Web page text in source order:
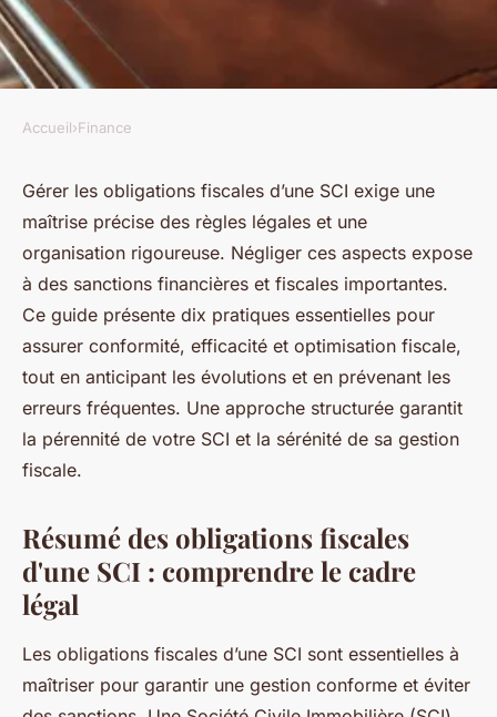
Top 10 pratiques
recommandées pour gérer les
obligations fiscales d'une sci
Julie•9 janvier 2026•13 min de lecture
Accueil›Finance
Gérer les obligations fiscales d’une SCI exige une
maîtrise précise des règles légales et une
organisation rigoureuse. Négliger ces aspects expose
à des sanctions financières et fiscales importantes.
Ce guide présente dix pratiques essentielles pour
assurer conformité, efficacité et optimisation fiscale,
tout en anticipant les évolutions et en prévenant les
erreurs fréquentes. Une approche structurée garantit
la pérennité de votre SCI et la sérénité de sa gestion
fiscale.
Résumé des obligations fiscales
d'une SCI : comprendre le cadre
légal
Les obligations fiscales d’une SCI sont essentielles à
maîtriser pour garantir une gestion conforme et éviter